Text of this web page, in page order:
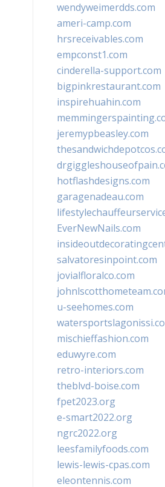
wendyweimerdds.com
ameri-camp.com
hrsreceivables.com
empconst1.com
cinderella-support.com
bigpinkrestaurant.com
inspirehuahin.com
jeremypbeasley.com
hotflashdesigns.com
garagenadeau.com
EverNewNails.com
salvatoresinpoint.com
jovialfloralco.com
u-seehomes.com
mischieffashion.com
eduwyre.com
retro-interiors.com
theblvd-boise.com
fpet2023.org
e-smart2022.org
ngrc2022.org
leesfamilyfoods.com
lewis-lewis-cpas.com
eleontennis.com